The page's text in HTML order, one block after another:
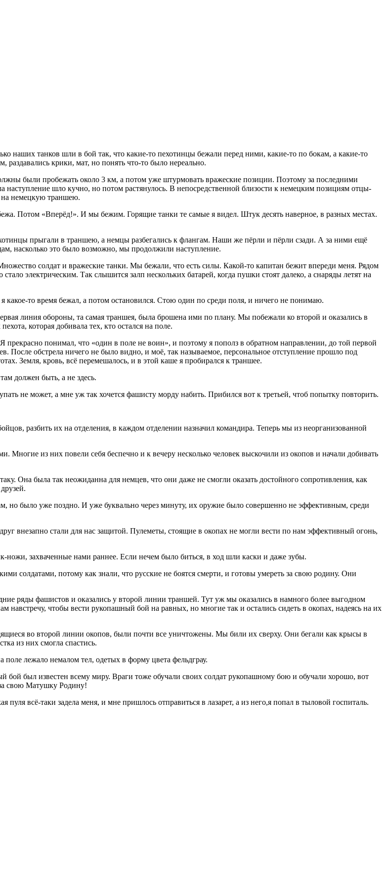
наших танков шли в бой так, что какие-то пехотинцы бежали перед ними, какие-то по бокам, а какие-то
крики, мат, но понять что-то было нереально.
были пробежать около 3 км, а потом уже штурмовать вражеские позиции. Поэтому за последними
шло кучно, но потом растянулось. В непосредственной близости к немецким позициям отцы-
на немецкую траншею.
Потом «Вперёд!». И мы бежим. Горящие танки те самые я видел. Штук десять наверное, в разных местах.
прыгали в траншею, а немцы разбегались к флангам. Наши же пёрли и пёрли сзади. А за ними ещё
насколько это было возможно, мы продолжили наступление.
солдат и вражеские танки. Мы бежали, что есть силы. Какой-то капитан бежит впереди меня. Рядом
электрическим. Так слышится залп нескольких батарей, когда пушки стоят далеко, а снаряды летят на
то время бежал, а потом остановился. Стою один по среди поля, и ничего не понимаю.
линия обороны, та самая траншея, была брошена ими по плану. Мы побежали ко второй и оказались в
которая добивала тех, кто остался на поле.
понимал, что «один в поле не воин», и поэтому я пополз в обратном направлении, до той первой
обстрела ничего не было видно, и моё, так называемое, персональное отступление прошло под
Земля, кровь, всё перемешалось, и в этой каше я пробирался к траншее.
должен быть, а не здесь.
не может, а мне уж так хочется фашисту морду набить. Прибился вот к третьей, чтоб попытку повторить.
разбить их на отделения, в каждом отделении назначил командира. Теперь мы из неорганизованной
из них повели себя беспечно и к вечеру несколько человек выскочили из окопов и начали добивать
Она была так неожиданна для немцев, что они даже не смогли оказать достойного сопротивления, как
но было уже поздно. И уже буквально через минуту, их оружие было совершенно не эффективным, среди
внезапно стали для нас защитой. Пулеметы, стоящие в окопах не могли вести по нам эффективный огонь,
захваченные нами раннее. Если нечем было биться, в ход шли каски и даже зубы.
солдатами, потому как знали, что русские не боятся смерти, и готовы умереть за свою родину. Они
ряды фашистов и оказались у второй линии траншей. Тут уж мы оказались в намного более выгодном
чтобы вести рукопашный бой на равных, но многие так и остались сидеть в окопах, надеясь на их
во второй линии окопов, были почти все уничтожены. Мы били их сверху. Они бегали как крысы в
из них смогла спастись.
лежало немалом тел, одетых в форму цвета фельдграу.
бой был известен всему миру. Враги тоже обучали своих солдат рукопашному бою и обучали хорошо, вот
свою Матушку Родину!
пуля всё-таки задела меня, и мне пришлось отправиться в лазарет, а из него,я попал в тыловой госпиталь.